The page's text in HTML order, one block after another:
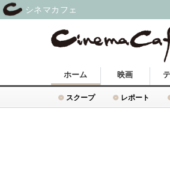
ホーム
スクープ レポート
映画
シネマカフェ